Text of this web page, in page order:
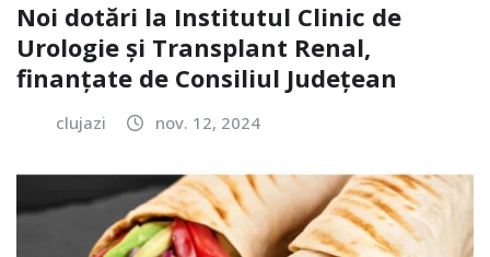
Noi dotări la Institutul Clinic de
Urologie și Transplant Renal,
finanțate de Consiliul Județean
clujazi nov. 12, 2024